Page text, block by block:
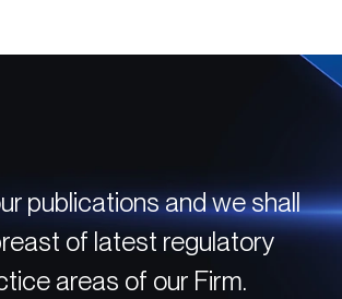
publications and we shall
of latest regulatory
areas of our Firm.